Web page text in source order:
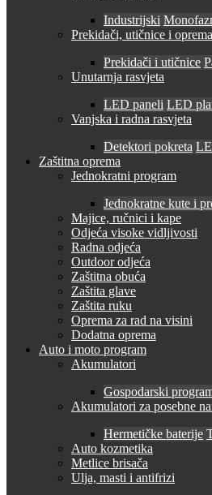
Industrijski
Prekidači, utičnice i oprema
Prekidači i utičnice
Unutarnja rasvjeta
LED paneli LED
Vanjska i radna rasvjeta
Detektori pokreta
Zaštitna oprema
Jednokratni program
Jednokratne kute i
Majice, ručnici i kape
Odjeća visoke vidljivosti
Radna odjeća
Outdoor odjeća
Zaštitna obuća
Zaštita glave
Zaštita ruku
Oprema za rad na visini
Dodatna oprema
Auto i moto program
Akumulatori
Gospodarski
Akumulatori za posebne
Hermetičke baterije
Auto kozmetika
Metlice brisača
Ulja, masti i antifrizi